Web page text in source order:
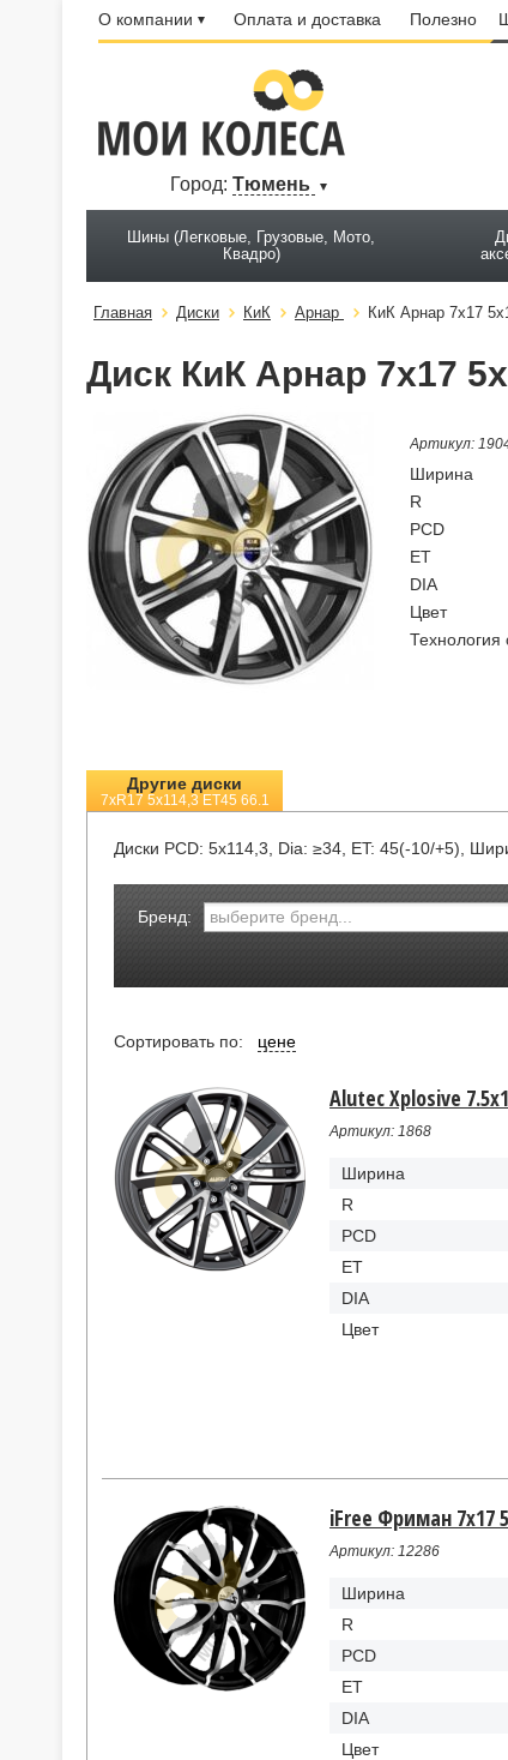
О компании Оплата и доставка Полезно
Город: Тюмень
Шины (Легковые, Грузовые, Мото,
Квадро)
Главная Диски КиК Арнар КиК Арнар 7x17
Диск КиК Арнар 7x17
Артикул:
Ширина
R
PCD
ET
DIA
Цвет
Технология
Другие диски
7xR17 5x114,3 ET45 66.1
Диски PCD: 5x114,3, Dia: ≥34, ET: 45(-10/+5),
Бренд:
Сортировать по: цене
Alutec Xplosive
Артикул: 1868
Ширина
R
PCD
ET
DIA
Цвет
iFree Фриман 7x17
Артикул: 12286
Ширина
R
PCD
ET
DIA
Цвет